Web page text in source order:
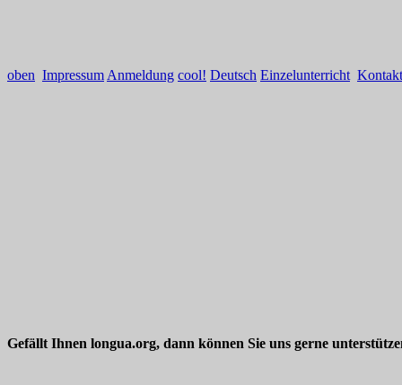
oben Impressum Anmeldung cool! Deutsch Einzelunterricht Kontakt
Gefällt Ihnen longua.org, dann können Sie uns gerne